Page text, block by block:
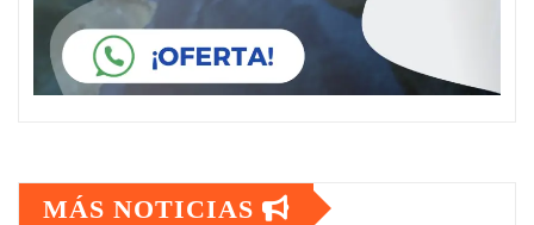
MÁS NOTICIAS